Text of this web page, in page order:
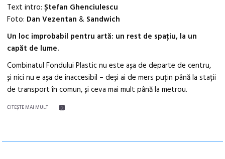
Text intro:Ștefan Ghenciulescu
Foto: Dan Vezentan& Sandwich
Un loc improbabil pentru artă: un rest de spațiu, la un
capăt de lume.
Combinatul Fondului Plastic nu este așa de departe de centru,
și nici nu e așa de inaccesibil – deși ai de mers puțin până la stații
de transport în comun, și ceva mai mult până la metrou.
CITEŞTE MAI MULT